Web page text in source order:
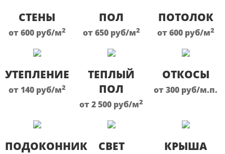
СТЕНЫ
от 600 руб/м2
ПОЛ
от 650 руб/м2
ПОТОЛОК
от 600 руб/м2
УТЕПЛЕНИЕ
от 140 руб/м2
ТЕПЛЫЙ
ПОЛ
от 2 500 руб/м2
ОТКОСЫ
от 300 руб/м.п.
ПОДОКОННИК СВЕТ КРЫША